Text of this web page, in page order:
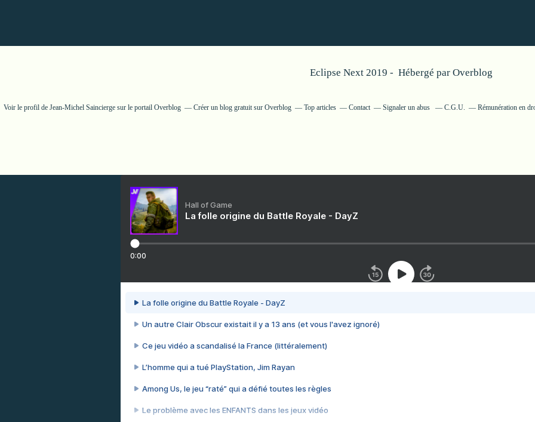
Eclipse Next 2019 - Hébergé par Overblog
Voir le profil de Jean-Michel Sainciergesur le portail Overblog Créer un blog gratuit sur Overblog Top articles Contact Signaler un abus C.G.U. Rémunération en
Hall of Game
La folle origine du Battle Royale - DayZ
0:00
La folle origine du Battle Royale - DayZ
Un autre Clair Obscur existait il y a 13 ans (et vous l'avez ignoré)
Ce jeu vidéo a scandalisé la France (littéralement)
L’homme qui a tué PlayStation, Jim Rayan
Among Us, le jeu “raté” qui a défié toutes les règles
Le problème avec les ENFANTS dans les jeux vidéo